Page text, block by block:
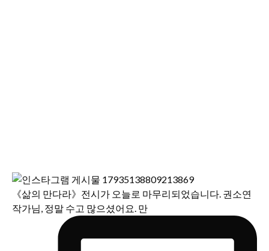
《삶의 만다라》전시가 오늘로 마무리되었습니다. 권소연
작가님, 정말 수고 많으셨어요. 만